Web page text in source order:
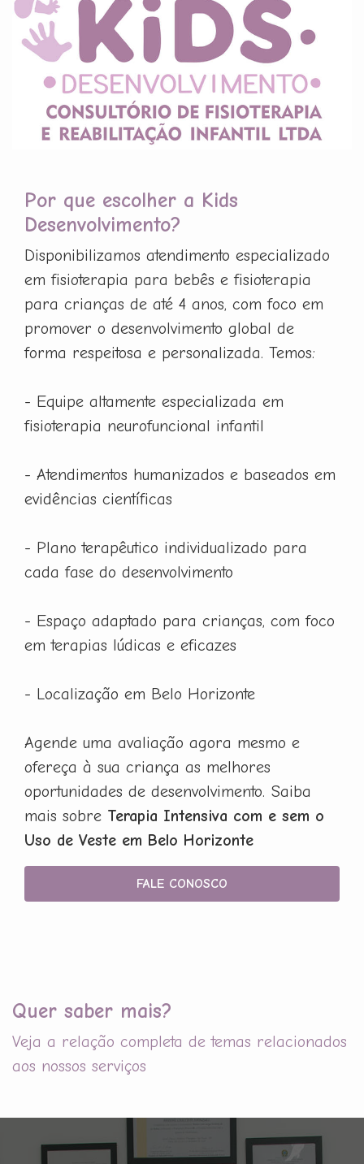
Por que escolher a Kids
Desenvolvimento?
Disponibilizamos atendimento especializado
em fisioterapia para bebês e fisioterapia
para crianças de até 4 anos, com foco em
promover o desenvolvimento global de
forma respeitosa e personalizada. Temos:
- Equipe altamente especializada em
fisioterapia neurofuncional infantil
- Atendimentos humanizados e baseados em
evidências científicas
- Plano terapêutico individualizado para
cada fase do desenvolvimento
- Espaço adaptado para crianças, com foco
em terapias lúdicas e eficazes
- Localização em Belo Horizonte
Agende uma avaliação agora mesmo e
ofereça à sua criança as melhores
oportunidades de desenvolvimento. Saiba
mais sobre Terapia Intensiva com e sem o
Uso de Veste em Belo Horizonte
FALE CONOSCO
Quer saber mais?
Veja a relação completa de temas relacionados
aos nossos serviços